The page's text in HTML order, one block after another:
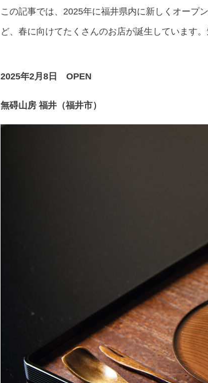
この記事では、2025年に福井県内に新しくオープ
ど、春に向けてたくさんのお店が誕生しています
2025年2月8日 OPEN
無碍山房 福井 （福井市）